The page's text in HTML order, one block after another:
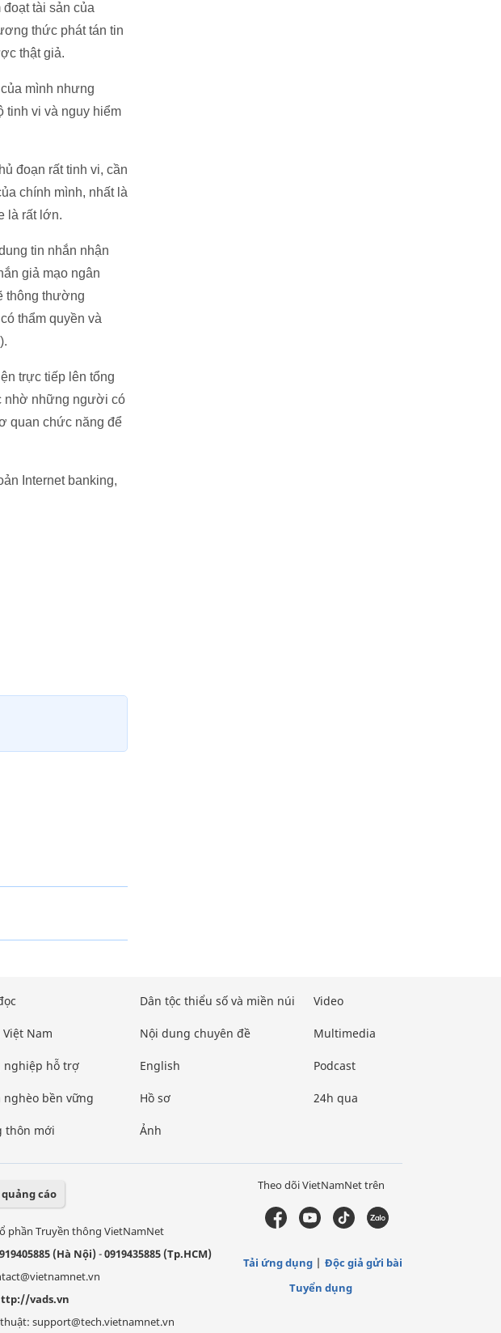
tài sản của
thức phát tán tin
thật giả.
mình nhưng
tinh vi và nguy hiểm
đoạn rất tinh vi, cần
chính mình, nhất là
là rất lớn.
tin nhắn nhận
giả mạo ngân
thông thường
thẩm quyền và
trực tiếp lên tổng
nhờ những người có
quan chức năng để
Internet banking,
Nam
nghiệp hỗ trợ
nghèo bền vững
thôn mới
Dân tộc thiểu số và miền núi
Nội dung chuyên đề
English
Hồ sơ
Ảnh
Video
Multimedia
Podcast
24h qua
cáo
phần Truyền thông VietNamNet
(Hà Nội)-0919435885 (Tp.HCM)
vads.vn
support@tech.vietnamnet.vn
Theo dõi VietNamNet trên
Tải ứng dụng
Độc giả gửi bài
Tuyển dụng